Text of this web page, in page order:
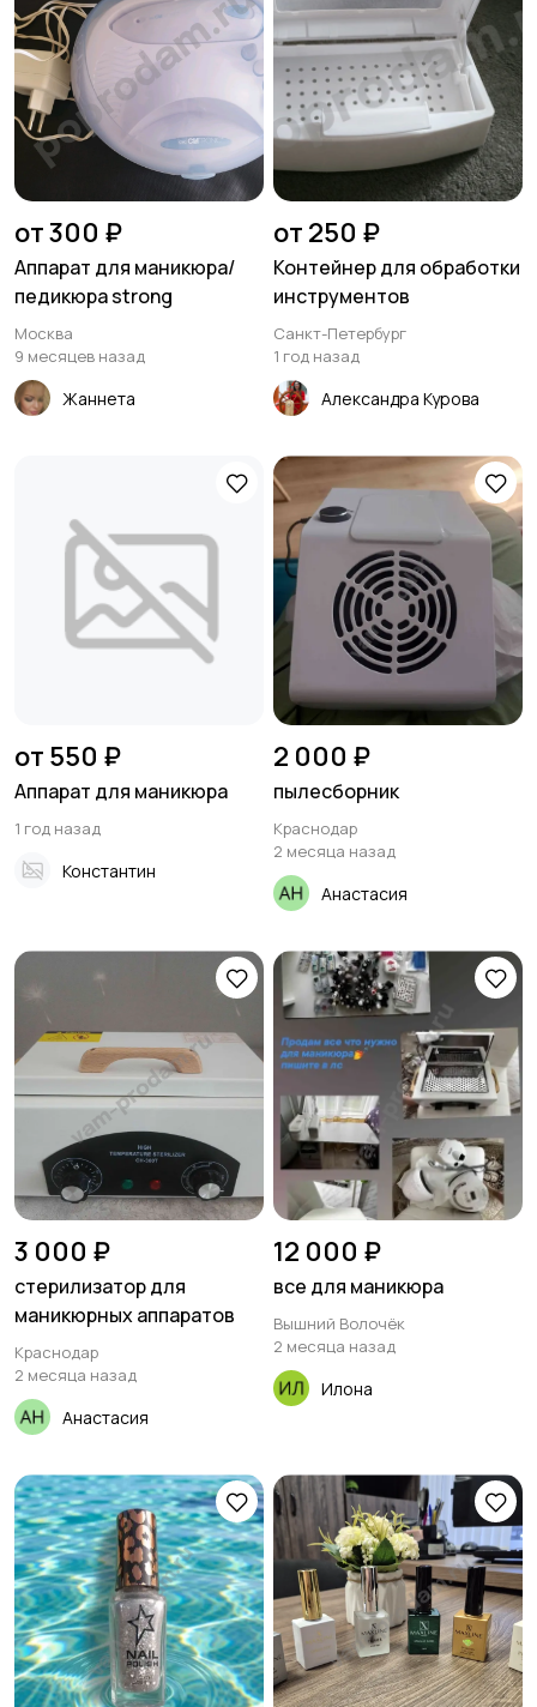
от 300 ₽
Аппарат для маникюра/
педикюра strong
Москва
9 месяцев назад
Жаннета
от 250 ₽
Контейнер для обработки
инструментов
Санкт-Петербург
1 год назад
Александра Курова
от 550 ₽
Аппарат для маникюра
1 год назад
Константин
2 000 ₽
пылесборник
Краснодар
2 месяца назад
Анастасия
3 000 ₽
стерилизатор для
маникюрных аппаратов
Краснодар
2 месяца назад
Анастасия
12 000 ₽
все для маникюра
Вышний Волочёк
2 месяца назад
Илона